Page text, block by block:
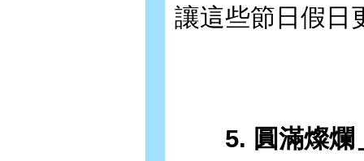
讓這些節日假日
5. 圓滿燦爛